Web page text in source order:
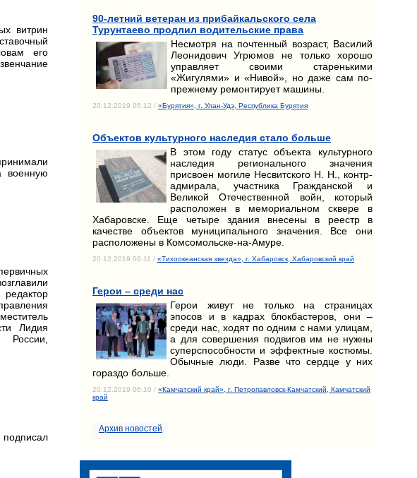
витрин
его
военную
редактор
Лидия
России,
подписал
90-летний ветеран из прибайкальского села
Турунтаево продлил водительские права
Несмотря на почтенный возраст, Василий
Леонидович Угрюмов не только хорошо
управляет своими старенькими
«Жигулями» и «Нивой», но даже сам по-
прежнему ремонтирует машины.
20.12.2019 06:12 / «Бурятия», г. Улан-Удэ, Республика Бурятия
Объектов культурного наследия стало больше
В этом году статус объекта культурного
наследия регионального значения
присвоен могиле Несвитского Н. Н., контр-
адмирала, участника Гражданской и
Великой Отечественной войн, который
расположен в мемориальном сквере в
Хабаровске. Еще четыре здания внесены в реестр в
качестве объектов муниципального значения. Все они
расположены в Комсомольске-на-Амуре.
20.12.2019 06:11 / «Тихоокеанская звезда», г. Хабаровск, Хабаровский край
Герои – среди нас
Герои живут не только на страницах
эпосов и в кадрах блокбастеров, они –
среди нас, ходят по одним с нами улицам,
а для совершения подвигов им не нужны
суперспособности и эффектные костюмы.
Обычные люди. Разве что сердце у них
гораздо больше.
20.12.2019 06:10 / «Камчатский край», г. Петропавловск-Камчатский, Камчатский
край
Архив новостей